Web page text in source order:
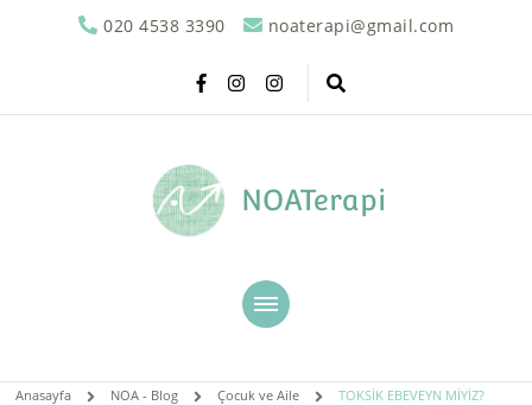
020 4538 3390 noaterapi@gmail.com
NOATerapi
Anasayfa NOA - Blog Çocuk ve Aile TOKSİK EBEVEYN MİYİZ?